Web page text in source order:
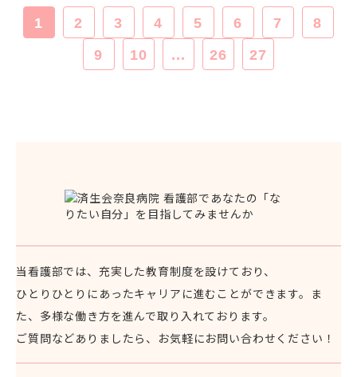
1 2 3 4 5 6 7
8
9
10 ... 26 27
当看護部では、充実した教育制度を設けており、
ひとりひとりにあったキャリアに進むことができます。 ま
た、多様な働き方を進んで取り入れております。
ご質問などありましたら、お気軽にお問い合わせください！